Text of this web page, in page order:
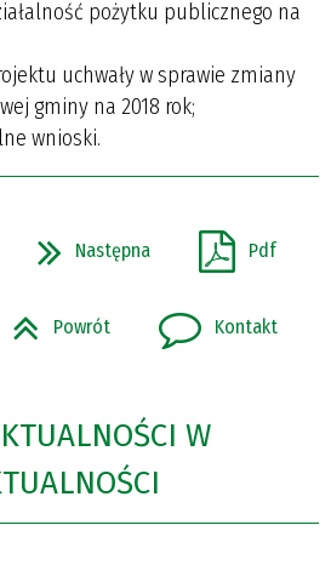
pożytku publicznego na
uchwały w sprawie zmiany
gminy na 2018 rok;
wnioski.
Następna Pdf
Powrót Kontakt
W